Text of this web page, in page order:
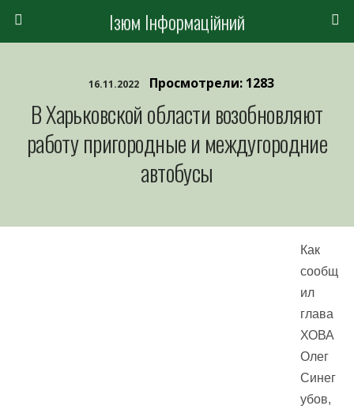
Ізюм Інформаційний
16.11.2022 Просмотрели: 1283
В Харьковской области возобновляют
работу пригородные и междугородние
автобусы
Как
сообщ
ил
глава
ХОВА
Олег
Синег
убов,